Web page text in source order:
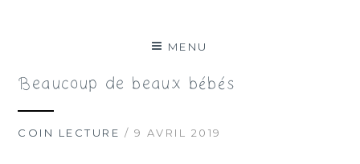
MENU
Beaucoup de beaux bébés
COIN LECTURE / 9 AVRIL 2019